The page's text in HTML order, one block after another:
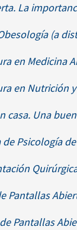
La
(a
en Medicina
en Nutrición
casa. Una
Psicología
Pantallas
Pantallas